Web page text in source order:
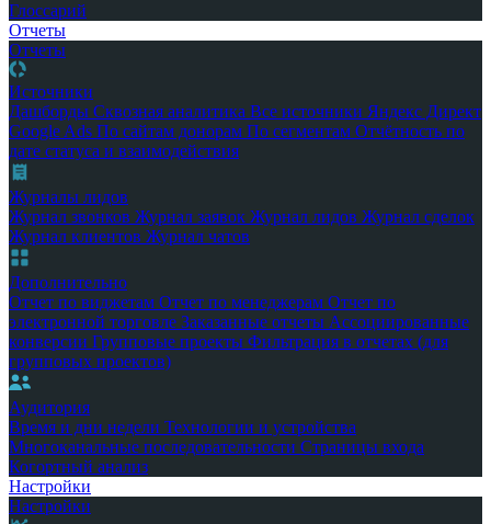
Глоссарий
Отчеты
Отчеты
Источники
Дашборды Сквозная аналитика Все источники Яндекс Директ
Google Ads По сайтам донорам По сегментам Отчётность по
дате статуса и взаимодействия
Журналы лидов
Журнал звонков Журнал заявок Журнал лидов Журнал сделок
Журнал клиентов Журнал чатов
Дополнительно
Отчет по виджетам Отчет по менеджерам Отчет по
электронной торговле Заказанные отчеты Ассоциированные
конверсии Групповые проекты Фильтрация в отчетах (для
групповых проектов)
Аудитория
Время и дни недели Технологии и устройства
Многоканальные последовательности Страницы входа
Когортный анализ
Настройки
Настройки